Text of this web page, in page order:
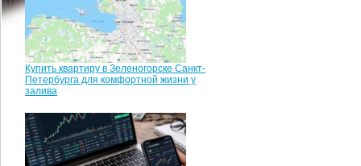
Купить квартиру в Зеленогорске Санкт-
Петербурга для комфортной жизни у
залива